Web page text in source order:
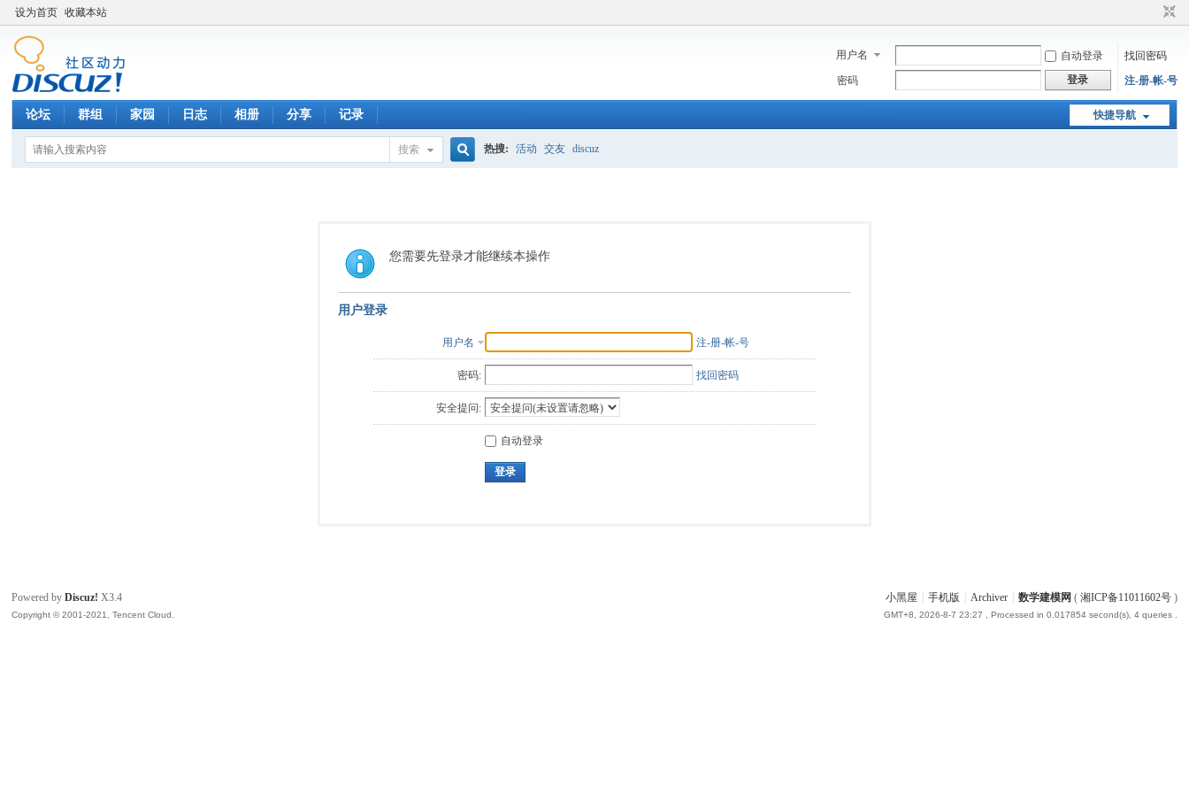
设为首页 收藏本站
用户名 自动登录
找回密码
密码
登录 注-册-帐-号
快捷导航
论坛 群组 家园 日志 相册 分享 记录
搜索
索
热搜: 活动 交友 discuz
您需要先登录才能继续本操作
用户登录
用户名 注-册-帐-号
密码: 找回密码
安全提问:
自动登录
登录
小黑屋 手机版 Archiver 数学建模网 ( 湘ICP备11011602号)
GMT+8, 2026-8-7 23:27 , Processed in 0.017854 second(s), 4 queries .
Powered byDiscuz! X3.4
Copyright © 2001-2021, Tencent Cloud.